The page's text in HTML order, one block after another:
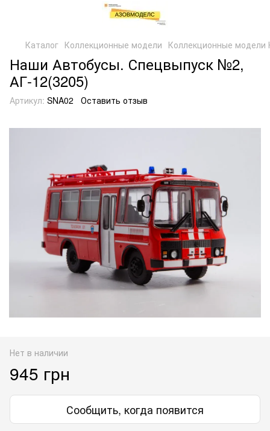
Каталог Коллекционные модели Коллекционные модели
Наши Автобусы. Спецвыпуск №2,
АГ-12(3205)
Артикул: SNA02 Оставить отзыв
Нет в наличии
945 грн
Сообщить, когда появится